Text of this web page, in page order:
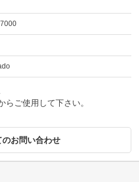
ご使用して下さい。
お問い合わせ